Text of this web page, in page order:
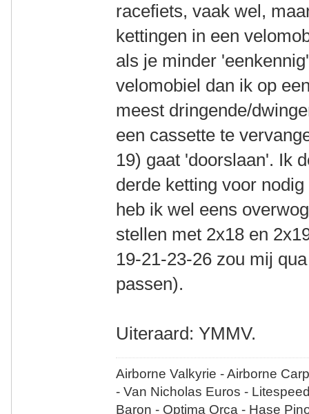
racefiets, vaak wel,
kettingen in een
als je minder
velomobiel dan ik op
meest dringende/
een cassette te
19) gaat 'doorslaan'. Ik
derde ketting voor
heb ik wel eens
stellen met 2x18 en
19-21-23-26 zou mij
passen).
Uiteraard: YMMV.
Airborne Valkyrie - Airborne
- Van Nicholas Euros -
Baron - Optima Orca - Hase